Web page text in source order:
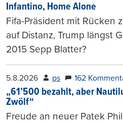
Infantino, Home Alone
Fifa-Präsident mit Rücken
auf Distanz, Trump längst
2015 Sepp Blatter?
5.8.2026 ps 162
„61’500 bezahlt, aber
Zwölf“
Freude an neuer Patek